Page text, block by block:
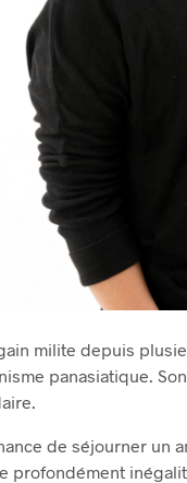
milite depuis
panasiatique.
de séjourner un
profondément